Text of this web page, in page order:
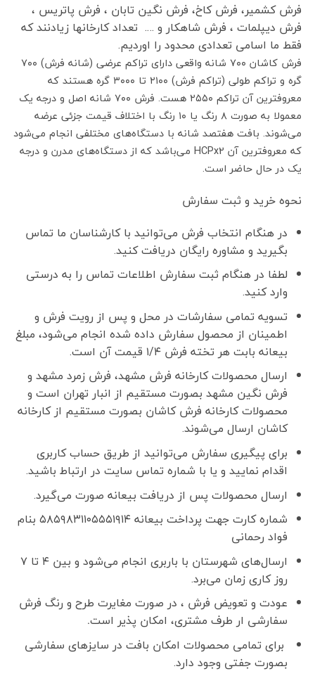
فرش کشمیر، فرش کاخ، فرش نگین تابان ، فرش پاتریس ،
فرش دیپلمات ، فرش شاهکار و …. تعداد کارخانها زیادنند که
فقط ما اسامی تعدادی محدود را اوردیم.
فرش کاشان ۷۰۰ شانه واقعی دارای تراکم عرضی (شانه فرش) ۷۰۰
گره و تراکم طولی (تراکم فرش) ۲۱۰۰ تا ۳۰۰۰ گره هستند که
معروفترین آن تراکم ۲۵۵۰ هست. فرش ۷۰۰ شانه اصل و درجه یک
معمولا به صورت ۸ رنگ یا ۱۰ رنگ با اختلاف قیمت جزئی عرضه
می‌شوند. بافت هفتصد شانه با دستگاه‌های مختلفی انجام می‌شود
که معروفترین آن HCPx2 می‌باشد که از دستگاه‌های مدرن و درجه
یک در حال حاضر است.
نحوه خرید و ثبت سفارش
در هنگام انتخاب فرش می‌توانید با کارشناسان ما تماس
بگیرید و مشاوره رایگان دریافت کنید.
لطفا در هنگام ثبت سفارش اطلاعات تماس را به درستی
وارد کنید.
تسویه تمامی سفارشات در محل و پس از رویت فرش و
اطمینان از محصول سفارش داده شده انجام می‌شود، مبلغ
بیعانه بابت هر تخته فرش ۱/۴ قیمت آن است.
ارسال محصولات کارخانه فرش مشهد، فرش زمرد مشهد و
فرش نگین مشهد بصورت مستقیم از انبار تهران است و
محصولات کارخانه فرش کاشان بصورت مستقیم از کارخانه
کاشان ارسال می‌شوند.
برای پیگیری سفارش می‌توانید از طریق حساب کاربری
اقدام نمایید و یا با شماره تماس سایت در ارتباط باشید.
ارسال محصولات پس از دریافت بیعانه صورت می‌گیرد.
شماره کارت جهت پرداخت بیعانه ۵۸۵۹۸۳۱۱۰۵۵۵۱۹۱۴ بنام
فواد رحمانی
ارسال‌های شهرستان با باربری انجام می‌شود و بین ۴ تا ۷
روز کاری زمان می‌برد.
عودت و تعویض فرش ، در صورت مغایرت طرح و رنگ فرش
سفارشی ار طرف مشتری، امکان پذیر است.
برای تمامی محصولات امکان بافت در سایزهای سفارشی
بصورت جفتی وجود دارد.